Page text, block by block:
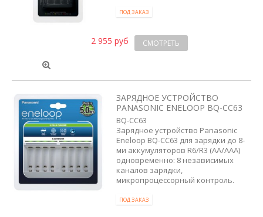
ПОД ЗАКАЗ
2 955 руб СМОТРЕТЬ
ЗАРЯДНОЕ УСТРОЙСТВО
PANASONIC ENELOOP BQ-CC63
BQ-CC63
Зарядное устройство Panasonic
Eneloop BQ-CC63 для зарядки до 8-
ми аккумуляторов R6/R3 (AA/AAA)
одновременно: 8 независимых
каналов зарядки,
микропроцессорный контроль.
ПОД ЗАКАЗ